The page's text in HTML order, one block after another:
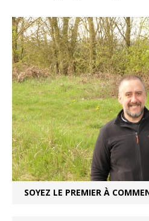
SOYEZ LE PREMIER À